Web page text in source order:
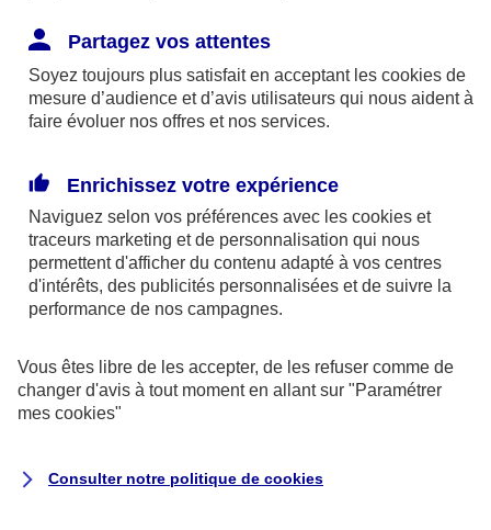
disponibles sur le site axa.fr.
AXA France IARD et AXA France Vie sont
mandataires exclusifs en opérations de
246 et n°13 005 764 (consultable
surwww.orias.fr)
AXA Assistance France Assurances,
S.A au capital de 51 429 430,40 €,
Siège social :
8-10, rue Paul Vaillant Couturier
Partagez vos attentes
Soyez toujours plus satisfait en acceptant les cookies de
mesure d’audience et d’avis utilisateurs qui nous aident à
faire évoluer nos offres et nos services.
Enrichissez votre expérience
Naviguez selon vos préférences avec les cookies et
traceurs marketing et de personnalisation qui nous
permettent d'afficher du contenu adapté à vos centres
d'intérêts, des publicités personnalisées et de suivre la
performance de nos campagnes.
Vous êtes libre de les accepter, de les refuser comme de
changer d'avis à tout moment en allant sur "Paramétrer
mes cookies"
Consulter notre politique de cookies